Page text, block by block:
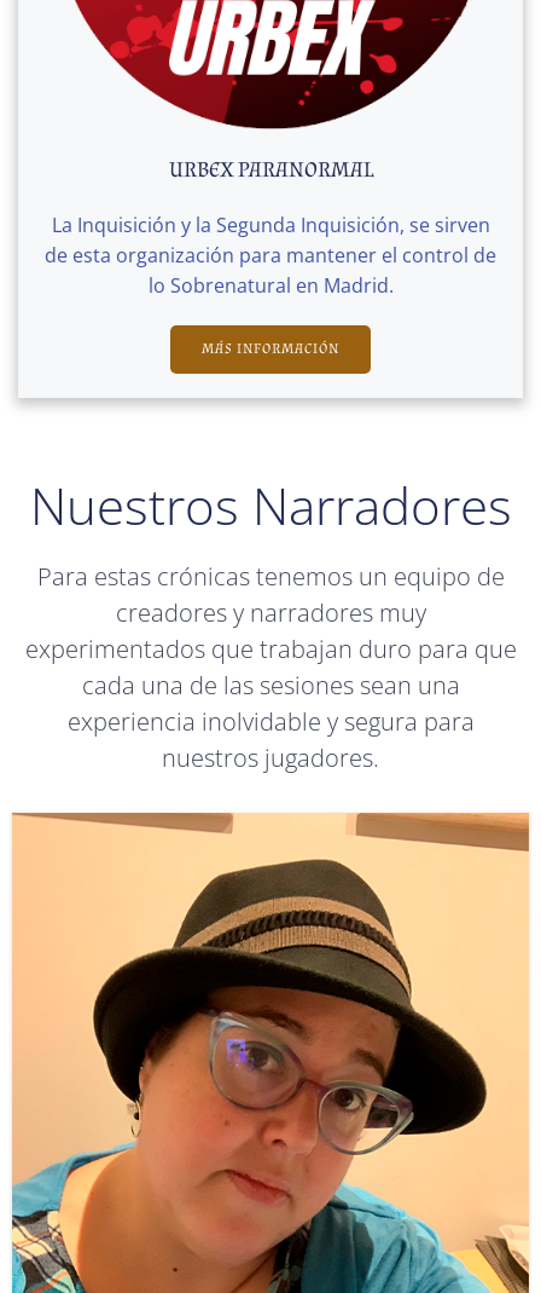
URBEX PARANORMAL
La Inquisición y la Segunda Inquisición, se sirven
de esta organización para mantener el control de
lo Sobrenatural en Madrid.
MÁS INFORMACIÓN
Nuestros Narradores
Para estas crónicas tenemos un equipo de
creadores y narradores muy
experimentados que trabajan duro para que
cada una de las sesiones sean una
experiencia inolvidable y segura para
nuestros jugadores.